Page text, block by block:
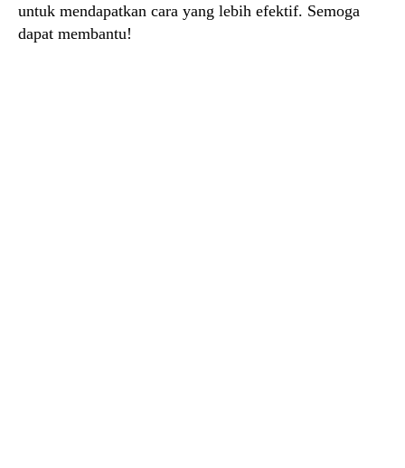
untuk mendapatkan cara yang lebih efektif. Semoga
dapat membantu!